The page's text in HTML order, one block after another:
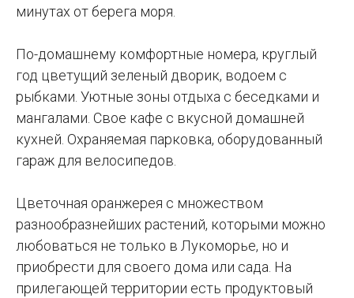
минутах от берега моря.
По-домашнему комфортные номера, круглый
год цветущий зеленый дворик, водоем с
рыбками. Уютные зоны отдыха с беседками и
мангалами. Свое кафе с вкусной домашней
кухней. Охраняемая парковка, оборудованный
гараж для велосипедов.
Цветочная оранжерея с множеством
разнообразнейших растений, которыми можно
любоваться не только в Лукоморье, но и
приобрести для своего дома или сада. На
прилегающей территории есть продуктовый